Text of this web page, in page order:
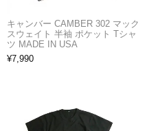
キャンバー CAMBER 302 マック
スウェイト 半袖 ポケット Tシャ
ツ MADE IN USA
¥7,990